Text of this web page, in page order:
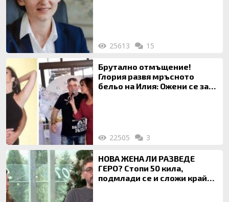
25613 15
Брутално отмъщение!
Глория развя мръсното
бельо на Илия: Ожени се за
22505 3
НОВА ЖЕНА ЛИ РАЗВЕДЕ
ГЕРО? Стопи 50 кила,
подмлади се и сложи край